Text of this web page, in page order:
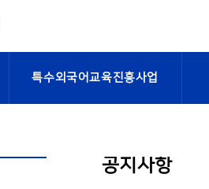
특수외국어교육진흥사업
공지사항